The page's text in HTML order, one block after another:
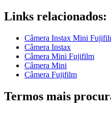
Links relacionados:
Câmera Instax Mini
Câmera Instax
Câmera Mini Fujifilm
Câmera Mini
Câmera Fujifilm
Termos mais